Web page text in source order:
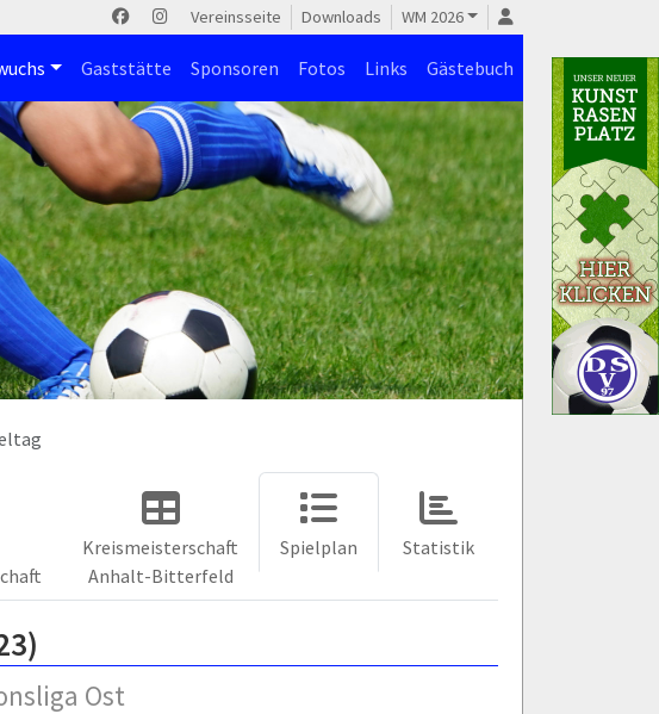
Vereinsseite Downloads WM 2026
Gaststätte Sponsoren Fotos Links Gästebuch
Kreismeisterschaft
Anhalt-Bitterfeld
Spielplan Statistik
Ost